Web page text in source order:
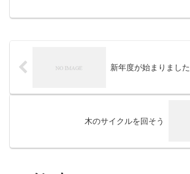
新年度が始まりました
木のサイクルを回そう